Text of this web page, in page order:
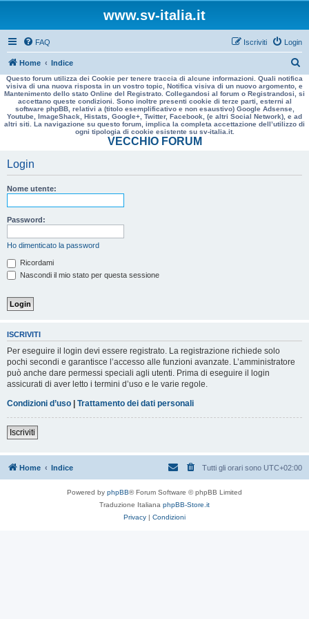
www.sv-italia.it
FAQ Login
Iscriviti
Home Indice
e
r
a
Questo forum utilizza dei Cookie per tenere traccia di alcune informazioni. Quali notifica
visiva di una nuova risposta in un vostro topic, Notifica visiva di un nuovo argomento, e
Mantenimento dello stato Online del Registrato. Collegandosi al forum o Registrandosi, si
accettano queste condizioni. Sono inoltre presenti cookie di terze parti, esterni al
software phpBB, relativi a (titolo esemplificativo e non esaustivo) Google Adsense,
Youtube, ImageShack, Histats, Google+, Twitter, Facebook, (e altri Social Network), e ad
altri siti. La navigazione su questo forum, implica la completa accettazione dell’utilizzo di
ogni tipologia di cookie esistente su sv-italia.it.
VECCHIO FORUM
Login
Nome utente:
Password:
Ho dimenticato la password
Ricordami
Nascondi il mio stato per questa sessione
ISCRIVITI
Per eseguire il login devi essere registrato. La registrazione richiede solo
pochi secondi e garantisce l’accesso alle funzioni avanzate. L’amministratore
può anche dare permessi speciali agli utenti. Prima di eseguire il login
assicurati di aver letto i termini d’uso e le varie regole.
Condizioni d’uso | Trattamento dei dati personali
Iscriviti
Home Indice Tutti gli orari sono UTC+02:00
Powered by phpBB® Forum Software © phpBB Limited
Traduzione Italiana phpBB-Store.it
Privacy | Condizioni